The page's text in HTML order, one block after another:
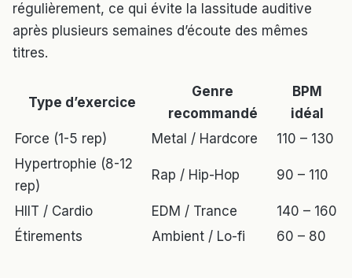
régulièrement, ce qui évite la lassitude auditive
après plusieurs semaines d’écoute des mêmes
titres.
Type d’exercice
Genre
recommandé
BPM
idéal
Force (1-5 rep)
Metal / Hardcore
110 – 130
Hypertrophie (8-12
rep)
Rap / Hip-Hop 90 – 110
HIIT / Cardio EDM / Trance
140 – 160
Étirements
Ambient / Lo-fi 60 – 80